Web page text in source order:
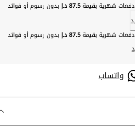
87.5 د.إ
بدون رسوم أو فوائد
87.5 د.إ
بدون رسوم أو فوائد
واتساب